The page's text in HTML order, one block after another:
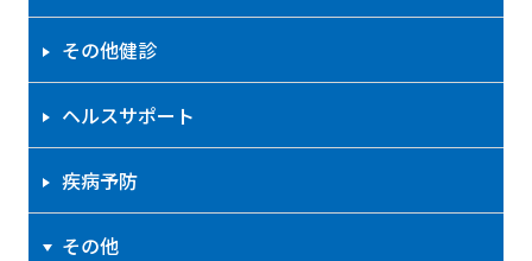
その他健診
ヘルスサポート
疾病予防
その他